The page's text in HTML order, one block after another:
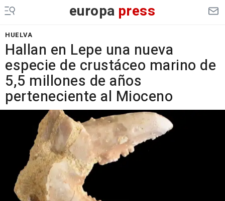
europa press
HUELVA
Hallan en Lepe una nueva
especie de crustáceo marino de
5,5 millones de años
perteneciente al Mioceno